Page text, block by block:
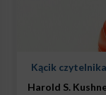
Kącik czytelnika
Harold S.